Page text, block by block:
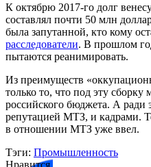
К октябрю 2017-го долг
составлял почти 50 млн
была запутанной, кто кому
расследователи. В прошлом
пытаются реанимировать.
Из преимуществ
только то, что под эту
российского бюджета. А ради
репутацией МТЗ, и кадрами.
в отношении МТЗ уже ввел.
Тэги: Промышленность
Нравится